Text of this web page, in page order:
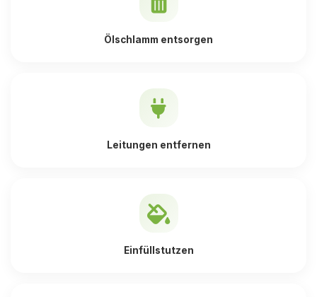
Ölschlamm entsorgen
Leitungen entfernen
Einfüllstutzen